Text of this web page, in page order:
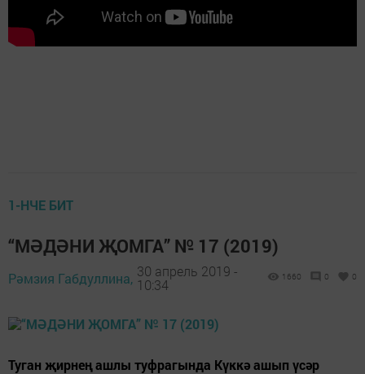
1-НЧЕ БИТ
“МӘДӘНИ ҖОМГА” № 17 (2019)
Рәмзия Габдуллина, 30 апрель 2019 -
10:34
1660 0 0
Туган җирнең ашлы туфрагында Күккә ашып үсәр